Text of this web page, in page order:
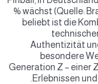
% wächst (Quelle:
beliebt ist die
Authentizität
besondere
Generation Z – einer
Erlebnissen